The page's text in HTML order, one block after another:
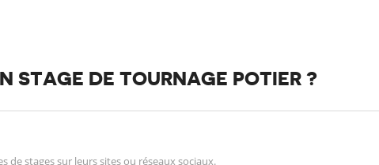
STAGE DE TOURNAGE POTIER ?
de stages sur leurs sites ou réseaux sociaux.